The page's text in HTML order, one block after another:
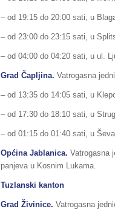
– od 19:15 do 20:00 sati, u
– od 23:00 do 23:15 sati, u
– od 04:00 do 04:20 sati, u ul.
Grad Čapljina. Vatrogasna
– od 13:35 do 14:05 sati, u
– od 17:30 do 18:10 sati, u
– od 01:15 do 01:40 sati, u
Općina Jablanica. Vatrogasna
panjeva u Kosnim Lukama.
Tuzlanski kanton
Grad Živinice. Vatrogasna